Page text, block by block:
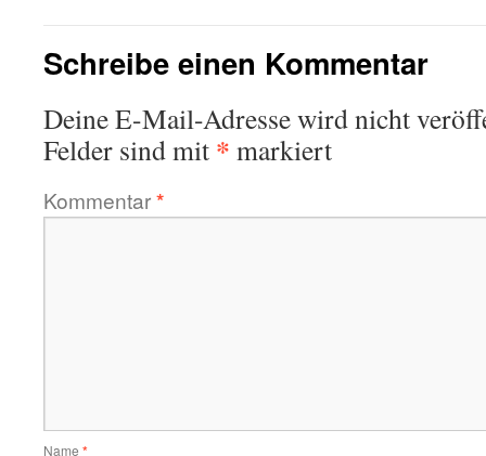
Schreibe einen Kommentar
Deine E-Mail-Adresse wird nicht
Felder sind mit * markiert
Kommentar*
Name *